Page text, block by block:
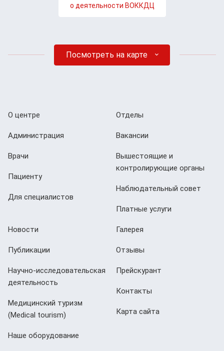
о деятельности ВОККДЦ
Посмотреть на карте
О центре
Администрация
Врачи
Пациенту
Для специалистов
Отделы
Вакансии
Вышестоящие и
контролирующие органы
Наблюдательный совет
Платные услуги
Новости
Публикации
Научно-исследовательская
деятельность
Медицинский туризм
(Мedical tourism)
Наше оборудование
Галерея
Отзывы
Прейскурант
Контакты
Карта сайта